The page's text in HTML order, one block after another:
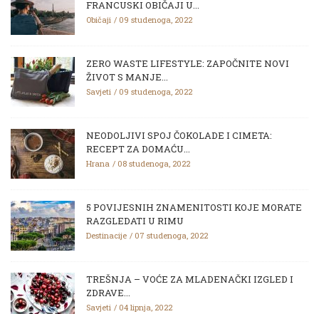
FRANCUSKI OBIČAJI U...
Običaji 09 studenoga, 2022
ZERO WASTE LIFESTYLE: ZAPOČNITE NOVI
ŽIVOT S MANJE...
Savjeti 09 studenoga, 2022
NEODOLJIVI SPOJ ČOKOLADE I CIMETA:
RECEPT ZA DOMAĆU...
Hrana 08 studenoga, 2022
5 POVIJESNIH ZNAMENITOSTI KOJE MORATE
RAZGLEDATI U RIMU
Destinacije 07 studenoga, 2022
TREŠNJA – VOĆE ZA MLADENAČKI IZGLED I
ZDRAVE...
Savjeti 04 lipnja, 2022